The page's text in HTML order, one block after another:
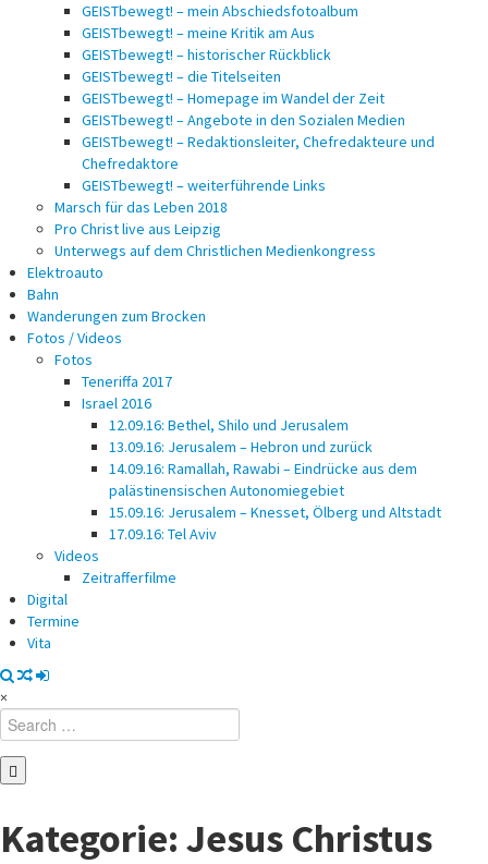
GEISTbewegt! – mein Abschiedsfotoalbum
GEISTbewegt! – meine Kritik am Aus
GEISTbewegt! – historischer Rückblick
GEISTbewegt! – die Titelseiten
GEISTbewegt! – Homepage im Wandel der Zeit
GEISTbewegt! – Angebote in den Sozialen Medien
GEISTbewegt! – Redaktionsleiter, Chefredakteure und
Chefredaktore
GEISTbewegt! – weiterführende Links
Marsch für das Leben 2018
Pro Christ live aus Leipzig
Unterwegs auf dem Christlichen Medienkongress
Elektroauto
Bahn
Wanderungen zum Brocken
Fotos / Videos
Fotos
Teneriffa 2017
Israel 2016
12.09.16: Bethel, Shilo und Jerusalem
13.09.16: Jerusalem – Hebron und zurück
14.09.16: Ramallah, Rawabi – Eindrücke aus dem
palästinensischen Autonomiegebiet
15.09.16: Jerusalem – Knesset, Ölberg und Altstadt
17.09.16: Tel Aviv
Videos
Zeitrafferfilme
Digital
Termine
Vita
×
Search
for:
Kategorie: Jesus Christus